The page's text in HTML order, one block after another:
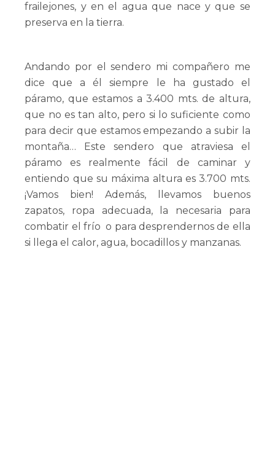
frailejones, y en el agua que nace y que se
preserva en la tierra.
Andando por el sendero mi compañero me
dice que a él siempre le ha gustado el
páramo, que estamos a 3.400 mts. de altura,
que no es tan alto, pero si lo suficiente como
para decir que estamos empezando a subir la
montaña… Este sendero que atraviesa el
páramo es realmente fácil de caminar y
entiendo que su máxima altura es 3.700 mts.
¡Vamos bien! Además, llevamos buenos
zapatos, ropa adecuada, la necesaria para
combatir el frío o para desprendernos de ella
si llega el calor, agua, bocadillos y manzanas.